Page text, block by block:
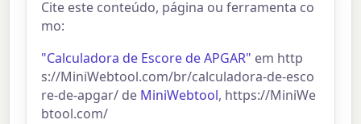
Cite este conteúdo, página ou ferramenta co
mo:
"Calculadora de Escore de APGAR" em http
s://MiniWebtool.com/br/calculadora-de-esco
re-de-apgar/ de MiniWebtool, https://MiniWe
btool.com/